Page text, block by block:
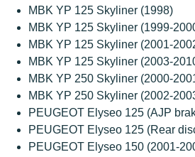
MBK YP 125 Skyliner (1998)
MBK YP 125 Skyliner (1999-
MBK YP 125 Skyliner (2001-
MBK YP 125 Skyliner (2003-
MBK YP 250 Skyliner (2000-
MBK YP 250 Skyliner (2002-
PEUGEOT Elyseo 125 (AJP
PEUGEOT Elyseo 125 (Rear
PEUGEOT Elyseo 150 (2001-